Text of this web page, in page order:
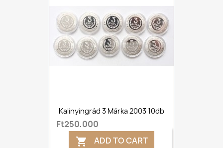
Kalinyingrád 3 Márka 2003 10db
Ft250,000
 ADD TO CART